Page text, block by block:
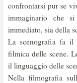
confrontarsi pur se
immaginario che
immediato, sia della
La scenografia fa
filmica delle scene.
il linguaggio delle
Nella filmografia